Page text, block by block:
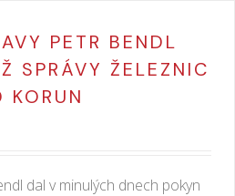
PETR BENDL
SPRÁVY ŽELEZNIC
dal v minulých dnech pokyn